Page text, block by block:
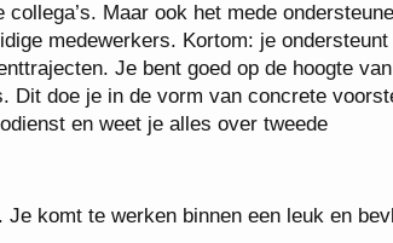
Maar ook het mede
medewerkers. Kortom: je ondersteunt
Je bent goed op de hoogte
Dit doe je in de vorm van concrete
en weet je alles over tweede
komt te werken binnen een leuk en